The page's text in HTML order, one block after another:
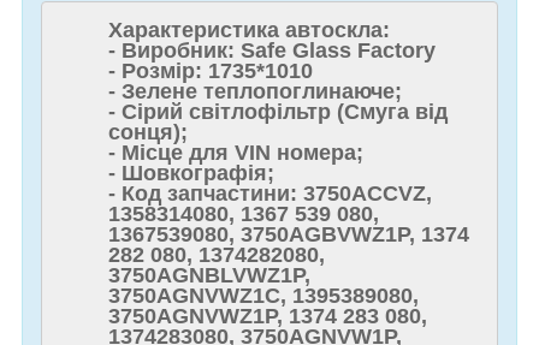
Характеристика автоскла:
- Виробник: Safe Glass Factory
- Розмір: 1735*1010
- Зелене теплопоглинаюче;
- Сірий світлофільтр (Смуга від
сонця);
- Місце для VIN номера;
- Шовкографія;
- Код запчастини: 3750ACCVZ,
1358314080, 1367 539 080,
1367539080, 3750AGBVWZ1P, 1374
282 080, 1374282080,
3750AGNBLVWZ1P,
3750AGNVWZ1C, 1395389080,
3750AGNVWZ1P, 1374 283 080,
1374283080, 3750AGNVW1P,